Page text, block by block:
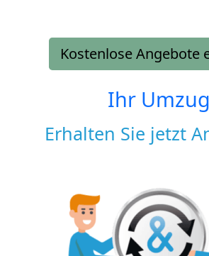
Kostenlose Angebote
Ihr Umzug
Erhalten Sie jetzt